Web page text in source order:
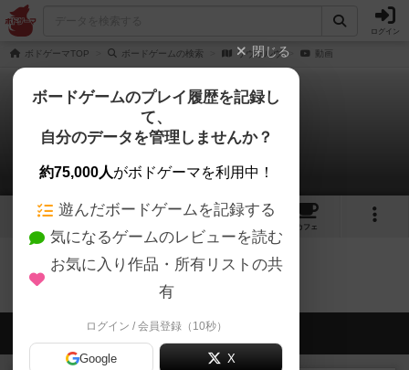
ログイン
ボドゲーマTOP ボードゲームの検索 リヴォルヴ 動画
リヴォルヴ
0件の動画
5 7
カフェ
リヴォルヴのトップに戻る
会員の新しい投稿
閉じる
ボードゲームのプレイ履歴を記録し
て、
自分のデータを管理しませんか？
約75,000人がボドゲーマを利用中！
遊んだボードゲームを記録する
気になるゲームのレビューを読む
お気に入り作品・所有リストの共
有
ログイン / 会員登録（10秒）
Google X